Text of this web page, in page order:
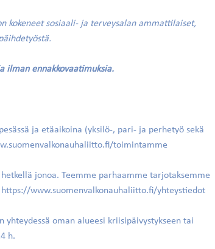
kokeneet sosiaali- ja terveysalan ammattilaiset,
ilman ennakkovaatimuksia.
ja etäaikoina (yksilö-, pari- ja perhetyö sekä
toimintamme
jonoa. Teemme parhaamme tarjotaksemme
https://www.suomenvalkonauhaliitto.fi/yhteystiedot
oman alueesi kriisipäivystykseen tai
h.